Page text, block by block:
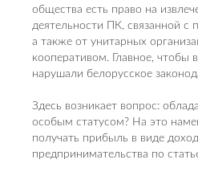
общества есть право на
деятельности ПК, связанной с
а также от унитарных
кооперативом. Главное, чтобы
нарушали белорусское
Здесь возникает вопрос:
особым статусом? На это
получать прибыль в виде
предпринимательства по